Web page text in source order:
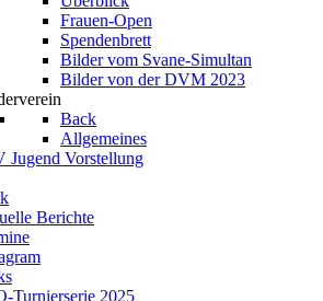
Frauen-Open
Spendenbrett
Bilder vom Svane-Simultan
Bilder von der DVM 2023
Back
Allgemeines
Jugend Vorstellung
Berichte
Turnierserie 2025